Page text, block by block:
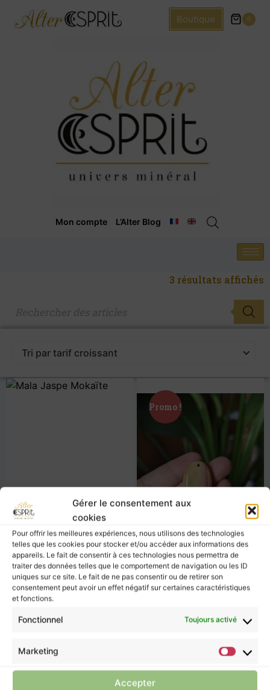
Gérer le consentement aux
cookies
Pour offrir les meilleures expériences, nous utilisons des technologies
telles que les cookies pour stocker et/ou accéder aux informations des
appareils. Le fait de consentir à ces technologies nous permettra de
traiter des données telles que le comportement de navigation ou les ID
uniques sur ce site. Le fait de ne pas consentir ou de retirer son
consentement peut avoir un effet négatif sur certaines caractéristiques
et fonctions.
Fonctionnel Toujours activé
Marketing
Accepter
Boutique 0
Mon compte L’Alter Blog
3 résultats affichés
135,00
Promo !